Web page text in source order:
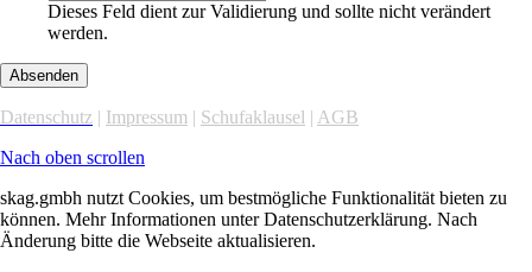
Dieses Feld dient zur Validierung und sollte nicht verändert
werden.
Datenschutz | Impressum | Schufaklausel | AGB
Nach oben scrollen
skag.gmbh nutzt Cookies, um bestmögliche Funktionalität bieten zu
können. Mehr Informationen unter Datenschutzerklärung. Nach
Änderung bitte die Webseite aktualisieren.